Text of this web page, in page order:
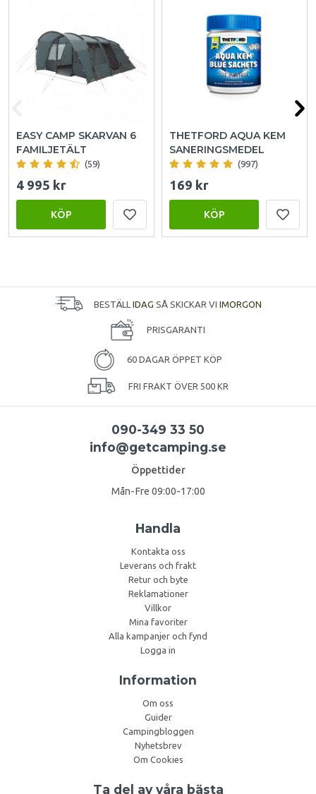
EASY CAMP SKARVAN 6
FAMILJETÄLT
(59)
4 995 kr
KÖP
THETFORD AQUA KEM
SANERINGSMEDEL
(997)
169 kr
KÖP
BESTÄLL IDAG SÅ SKICKAR VI IMORGON
PRISGARANTI
60 DAGAR ÖPPET KÖP
FRI FRAKT ÖVER 500 KR
090-349 33 50
info@getcamping.se
Öppettider
Mån-Fre 09:00-17:00
Handla
Kontakta oss
Leverans och frakt
Retur och byte
Reklamationer
Villkor
Mina favoriter
Alla kampanjer och fynd
Logga in
Information
Om oss
Guider
Campingbloggen
Nyhetsbrev
Om Cookies
Ta del av våra bästa